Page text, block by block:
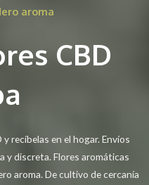
aroma
CBD
recíbelas en el hogar. Envíos
y discreta. Flores aromáticas
aroma. De cultivo de cercanía